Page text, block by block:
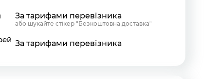
За тарифами перевізника
або шукайте стікер "Безкоштовна доставка"
За тарифами перевізника